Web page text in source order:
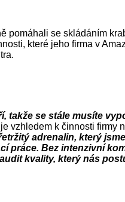
pomáhali se skládáním
které jeho firma v
takže se stále musíte
vzhledem k činnosti firmy
adrenalin, který
práce. Bez intenzivní
kvality, který nás